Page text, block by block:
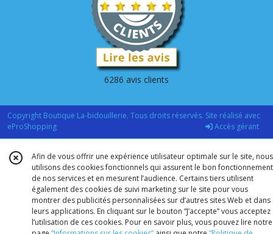
6286 avis clients
Copyright Boutique La-bidouillerie. Tous droits réservés. Site réalisé avec
eProShopping
Accès gérant
Afin de vous offrir une expérience utilisateur optimale sur le site, nous
utilisons des cookies fonctionnels qui assurent le bon fonctionnement
de nos services et en mesurent l’audience. Certains tiers utilisent
également des cookies de suivi marketing sur le site pour vous
montrer des publicités personnalisées sur d’autres sites Web et dans
leurs applications. En cliquant sur le bouton “J’accepte” vous acceptez
l’utilisation de ces cookies. Pour en savoir plus, vous pouvez lire notre